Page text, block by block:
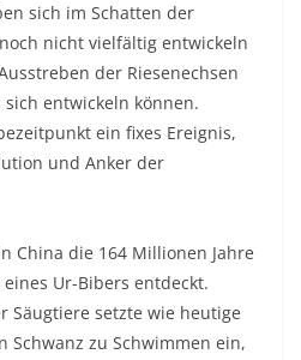
sich im Schatten der
nicht vielfältig entwickeln
der Riesenechsen
entwickeln können.
ein fixes Ereignis,
und Anker der
China die 164 Millionen Jahre
Ur-Bibers entdeckt.
Säugtiere setzte wie heutige
Schwanz zu Schwimmen ein,